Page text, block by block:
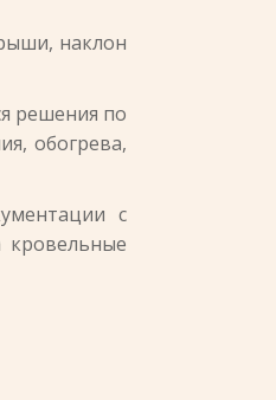
наклон
решения по
обогрева,
с
кровельные